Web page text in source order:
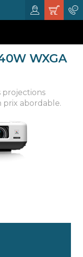
WXGA
projections
prix abordable.